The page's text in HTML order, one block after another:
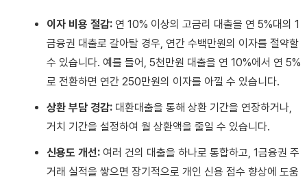
이자 비용 절감: 연 10% 이상의 고금리 대출을 연 5%대의 1
금융권 대출로 갈아탈 경우, 연간 수백만원의 이자를 절약할
수 있습니다. 예를 들어, 5천만원 대출을 연 10%에서 연 5%
로 전환하면 연간 250만원의 이자를 아낄 수 있습니다.
상환 부담 경감: 대환대출을 통해 상환 기간을 연장하거나,
거치 기간을 설정하여 월 상환액을 줄일 수 있습니다.
신용도 개선: 여러 건의 대출을 하나로 통합하고, 1금융권 주
거래 실적을 쌓으면 장기적으로 개인 신용 점수 향상에 도움